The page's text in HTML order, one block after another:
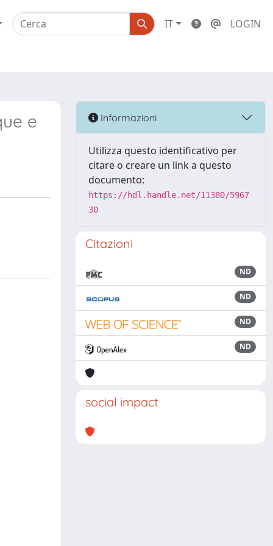
IT LOGIN
e Informazioni
Utilizza questo identificativo per
citare o creare un link a questo
documento:
https://hdl.handle.net/11380/5967
30
Citazioni
ND
ND
ND
ND
social impact